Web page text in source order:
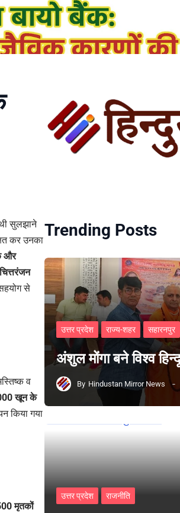
सुलझाने
कर उनका
और
से
व
खून के
किया गया
मृतकों
Trending Posts
उत्तर प्रदेश राज्य-शहर सहारनपुर
अंशुल मोंगा बने विश्व
By Hindustan Mirror News
उत्तर प्रदेश राजनीति